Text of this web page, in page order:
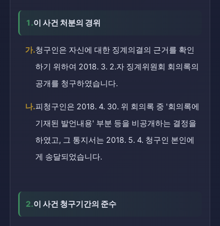
1.이 사건 처분의 경위
가.청구인은 자신에 대한 징계의결의 근거를 확인
하기 위하여 2018. 3. 2.자 징계위원회 회의록의
공개를 청구하였습니다.
나.피청구인은 2018. 4. 30. 위 회의록 중 '회의록에
기재된 발언내용' 부분 등을 비공개하는 결정을
하였고, 그 통지서는 2018. 5. 4. 청구인 본인에
게 송달되었습니다.
2.이 사건 청구기간의 준수